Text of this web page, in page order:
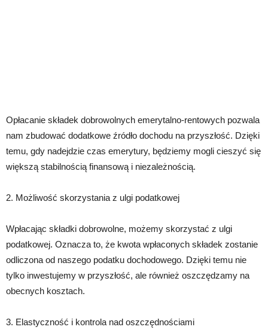
Opłacanie składek dobrowolnych emerytalno-rentowych pozwala
nam zbudować dodatkowe źródło dochodu na przyszłość. Dzięki
temu, gdy nadejdzie czas emerytury, będziemy mogli cieszyć się
większą stabilnością finansową i niezależnością.
2. Możliwość skorzystania z ulgi podatkowej
Wpłacając składki dobrowolne, możemy skorzystać z ulgi
podatkowej. Oznacza to, że kwota wpłaconych składek zostanie
odliczona od naszego podatku dochodowego. Dzięki temu nie
tylko inwestujemy w przyszłość, ale również oszczędzamy na
obecnych kosztach.
3. Elastyczność i kontrola nad oszczędnościami